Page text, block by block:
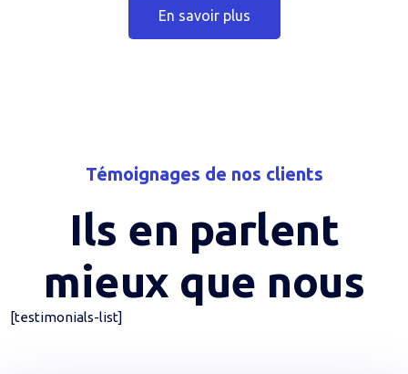
En savoir plus
Témoignages de nos clients
Ils en parlent
mieux que nous
[testimonials-list]